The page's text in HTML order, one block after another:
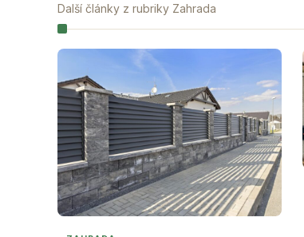
Další články z rubriky Zahrada